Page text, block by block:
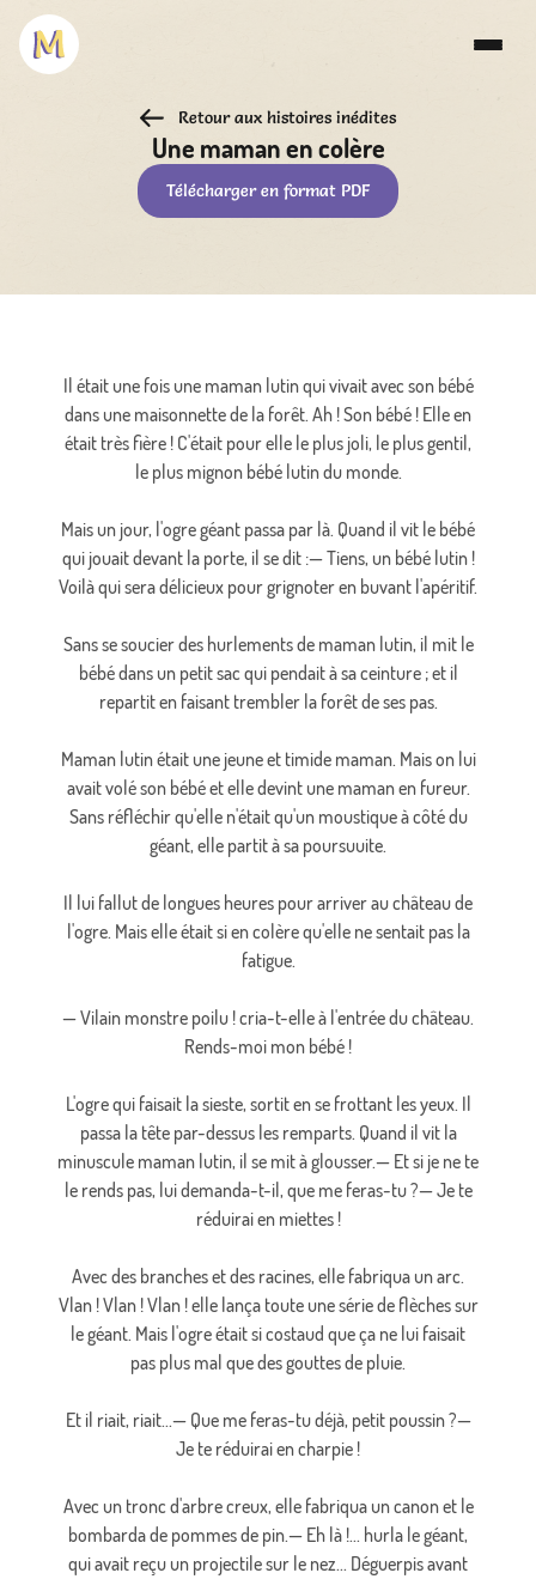
Retour aux histoires inédites
Une maman en colère
Télécharger en format PDF
Il était une fois une maman lutin qui vivait avec son bébé
dans une maisonnette de la forêt. Ah ! Son bébé ! Elle en
était très fière ! C'était pour elle le plus joli, le plus gentil,
le plus mignon bébé lutin du monde.
Mais un jour, l'ogre géant passa par là. Quand il vit le bébé
qui jouait devant la porte, il se dit :— Tiens, un bébé lutin !
Voilà qui sera délicieux pour grignoter en buvant l'apéritif.
Sans se soucier des hurlements de maman lutin, il mit le
bébé dans un petit sac qui pendait à sa ceinture ; et il
repartit en faisant trembler la forêt de ses pas.
Maman lutin était une jeune et timide maman. Mais on lui
avait volé son bébé et elle devint une maman en fureur.
Sans réfléchir qu'elle n'était qu'un moustique à côté du
géant, elle partit à sa poursuuite.
Il lui fallut de longues heures pour arriver au château de
l'ogre. Mais elle était si en colère qu'elle ne sentait pas la
fatigue.
— Vilain monstre poilu ! cria-t-elle à l'entrée du château.
Rends-moi mon bébé !
L'ogre qui faisait la sieste, sortit en se frottant les yeux. Il
passa la tête par-dessus les remparts. Quand il vit la
minuscule maman lutin, il se mit à glousser.— Et si je ne te
le rends pas, lui demanda-t-il, que me feras-tu ?— Je te
réduirai en miettes !
Avec des branches et des racines, elle fabriqua un arc.
Vlan ! Vlan ! Vlan ! elle lança toute une série de flèches sur
le géant. Mais l'ogre était si costaud que ça ne lui faisait
pas plus mal que des gouttes de pluie.
Et il riait, riait...— Que me feras-tu déjà, petit poussin ?—
Je te réduirai en charpie !
Avec un tronc d'arbre creux, elle fabriqua un canon et le
bombarda de pommes de pin.— Eh là !... hurla le géant,
qui avait reçu un projectile sur le nez... Déguerpis avant